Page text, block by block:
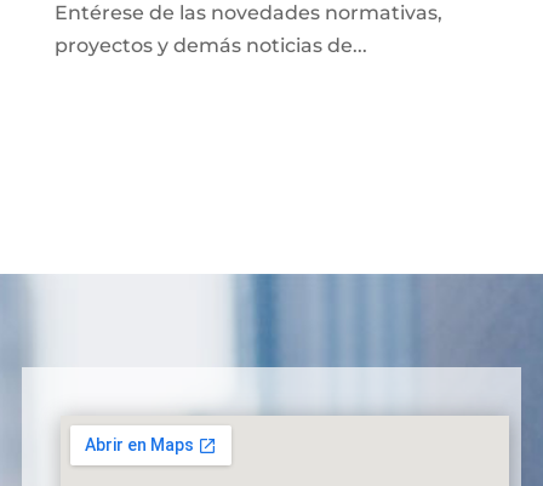
Entérese de las novedades normativas,
proyectos y demás noticias de...